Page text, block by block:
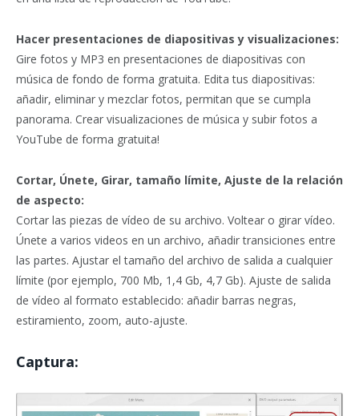
Hacer presentaciones de diapositivas y visualizaciones:
Gire fotos y MP3 en presentaciones de diapositivas con
música de fondo de forma gratuita. Edita tus diapositivas:
añadir, eliminar y mezclar fotos, permitan que se cumpla
panorama. Crear visualizaciones de música y subir fotos a
YouTube de forma gratuita!
Cortar, Únete, Girar, tamaño límite, Ajuste de la relación
de aspecto:
Cortar las piezas de vídeo de su archivo. Voltear o girar vídeo.
Únete a varios videos en un archivo, añadir transiciones entre
las partes. Ajustar el tamaño del archivo de salida a cualquier
límite (por ejemplo, 700 Mb, 1,4 Gb, 4,7 Gb). Ajuste de salida
de vídeo al formato establecido: añadir barras negras,
estiramiento, zoom, auto-ajuste.
Captura: